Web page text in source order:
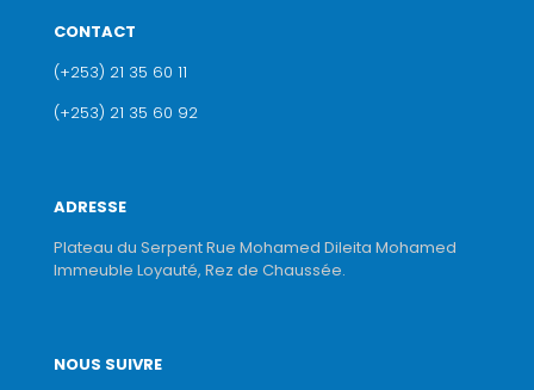
CONTACT
(+253) 21 35 60 11
(+253) 21 35 60 92
ADRESSE
Plateau du Serpent Rue Mohamed Dileita Mohamed
Immeuble Loyauté, Rez de Chaussée.
NOUS SUIVRE